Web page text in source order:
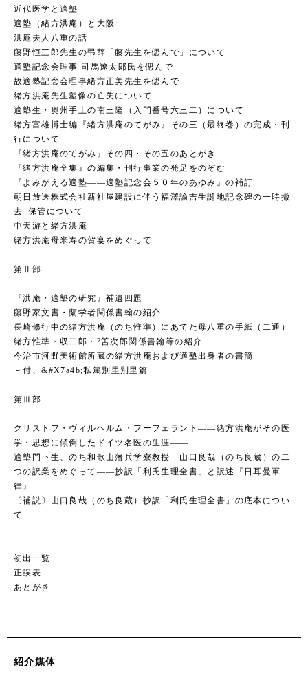
近代医学と適塾
適塾（緒方洪庵）と大阪
洪庵夫人八重の話
藤野恒三郎先生の弔辞「藤先生を偲んで」について
適塾記念会理事 司馬遼太郎氏を偲んで
故適塾記念会理事緒方正美先生を偲んで
緒方洪庵先生塑像の亡失について
適塾生・奥州手土の南三隆（入門番号六三二）について
緒方富雄博士編『緒方洪庵のてがみ』その三（最終巻）の完成・刊
行について
『緒方洪庵のてがみ』その四・その五のあとがき
『緒方洪庵全集』の編集・刊行事業の発足をのぞむ
『よみがえる適塾――適塾記念会５０年のあゆみ』の補訂
朝日放送株式会社新社屋建設に伴う福澤諭吉生誕地記念碑の一時撤
去･保管について
中天游と緒方洪庵
緒方洪庵母米寿の賀宴をめぐって
第Ⅱ部
『洪庵・適塾の研究』補遺四題
藤野家文書・蘭学者関係書翰の紹介
長崎修行中の緒方洪庵（のち惟準）にあてた母八重の手紙（二通）
緒方惟準・収二郎・?笘次郎関係書翰等の紹介
今治市河野美術館所蔵の緒方洪庵および適塾出身者の書簡
－付、&#X7a4b;私篤別里別里篇
第Ⅲ部
クリストフ・ヴィルヘルム・フーフェラント――緒方洪庵がその医
学・思想に傾倒したドイツ名医の生涯――
適塾門下生、のち和歌山藩兵学寮教授 山口良哉（のち良蔵）の二
つの訳業をめぐって――抄訳「利氏生理全書」と訳述『日耳曼軍
律』――
〔補説〕山口良哉（のち良蔵）抄訳「利氏生理全書」の底本につい
て
初出一覧
正誤表
あとがき
紹介媒体